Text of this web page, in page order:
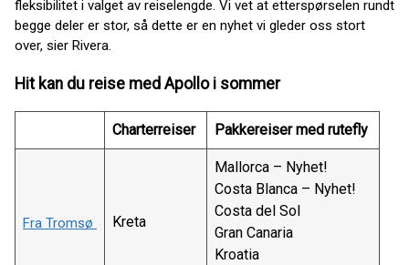
fleksibilitet i valget av reiselengde. Vi vet at etterspørselen rundt
begge deler er stor, så dette er en nyhet vi gleder oss stort
over, sier Rivera.
Hit kan du reise med Apollo i sommer
Charterreiser Pakkereiser med rutefly
Fra Tromsø Kreta
Mallorca – Nyhet!
Costa Blanca – Nyhet!
Costa del Sol
Gran Canaria
Kroatia